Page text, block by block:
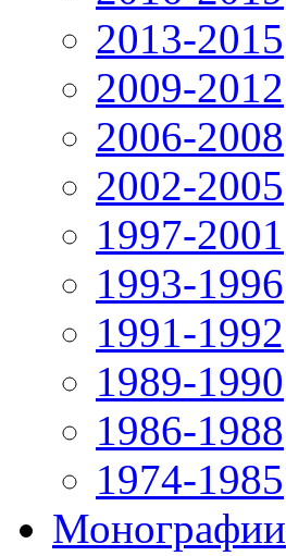
2013-2015
2009-2012
2006-2008
2002-2005
1997-2001
1993-1996
1991-1992
1989-1990
1986-1988
1974-1985
Монографии